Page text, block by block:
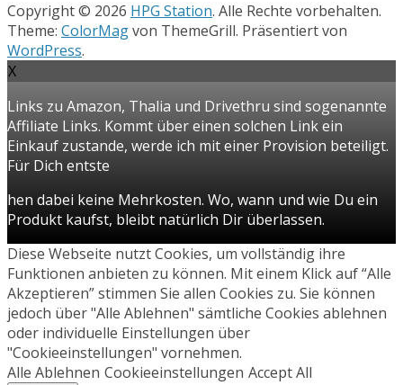
Copyright © 2026 HPG Station. Alle Rechte vorbehalten.
Theme: ColorMagvon ThemeGrill. Präsentiert von
WordPress.
X
Links zu Amazon, Thalia und Drivethru sind sogenannte
Affiliate Links. Kommt über einen solchen Link ein
Einkauf zustande, werde ich mit einer Provision beteiligt.
Für Dich entste
hen dabei keine Mehrkosten. Wo, wann und wie Du ein
Produkt kaufst, bleibt natürlich Dir überlassen.
Diese Webseite nutzt Cookies, um vollständig ihre
Funktionen anbieten zu können. Mit einem Klick auf “Alle
Akzeptieren” stimmen Sie allen Cookies zu. Sie können
jedoch über "Alle Ablehnen" sämtliche Cookies ablehnen
oder individuelle Einstellungen über
"Cookieeinstellungen" vornehmen.
Alle Ablehnen Cookieeinstellungen Accept All